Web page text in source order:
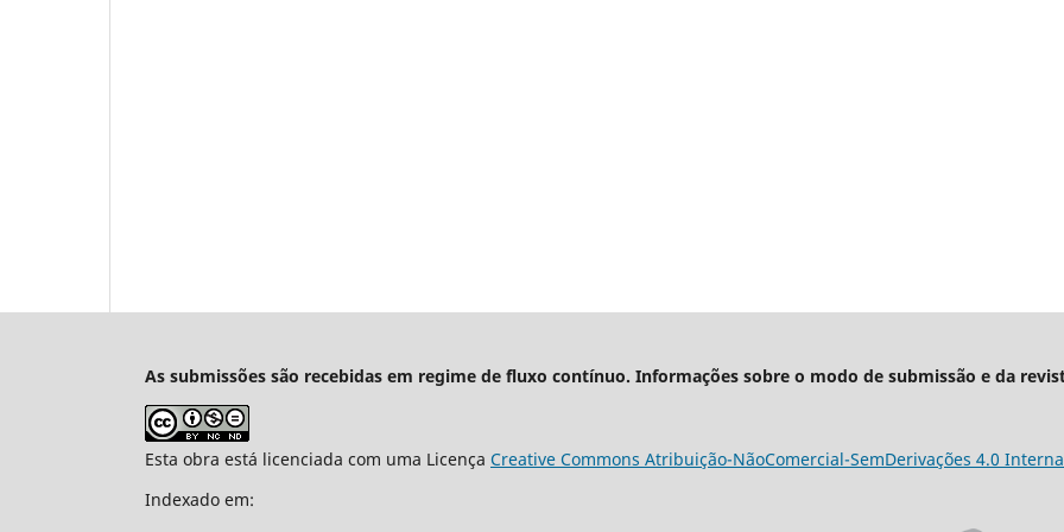
As submissões são recebidas em regime de fluxo contínuo. Informações sobre o modo de submissão e da
Esta obra está licenciada com uma Licença Creative Commons Atribuição-NãoComercial-SemDerivações 4.0
Indexado em: